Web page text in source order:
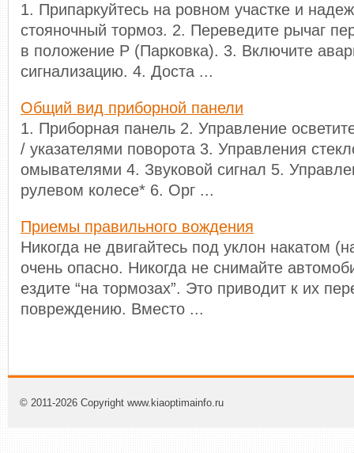
1. Припаркуйтесь на ровном участке и
стояночный тормоз. 2. Переведите рычаг
в положение Р (Парковка). 3. Включите
сигнализацию. 4. Доста ...
Общий вид приборной панели
1. Приборная панель 2. Управление
/ указателями поворота 3. Управления
омывателями 4. Звуковой сигнал 5.
рулевом колесе* 6. Орг ...
Приемы правильного вождения
Никогда не двигайтесь под уклон накатом
очень опасно. Никогда не снимайте
ездите “на тормозах”. Это приводит к их
повреждению. Вместо ...
© 2011-2026 Copyright www.kiaoptimainfo.ru